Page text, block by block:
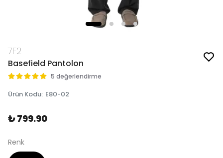
7F2
Basefield Pantolon
5 değerlendirme
Ürün Kodu: E80-02
₺ 799.90
Renk